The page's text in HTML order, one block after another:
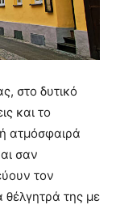
στο δυτικό
και το
ατμόσφαιρά
σαν
τον
θέλγητρά της με